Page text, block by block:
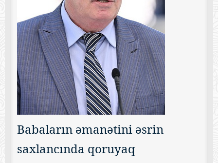
Babaların əmanətini əsrin
saxlancında qoruyaq